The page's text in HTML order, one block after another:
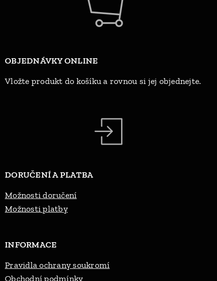
OBJEDNÁVKY ONLINE
Vložte produkt do košíku a rovnou si jej objednejte.
DORUČENÍ A PLATBA
Možnosti doručení
Možnosti platby
INFORMACE
Pravidla ochrany soukromí
Obchodní podmínky